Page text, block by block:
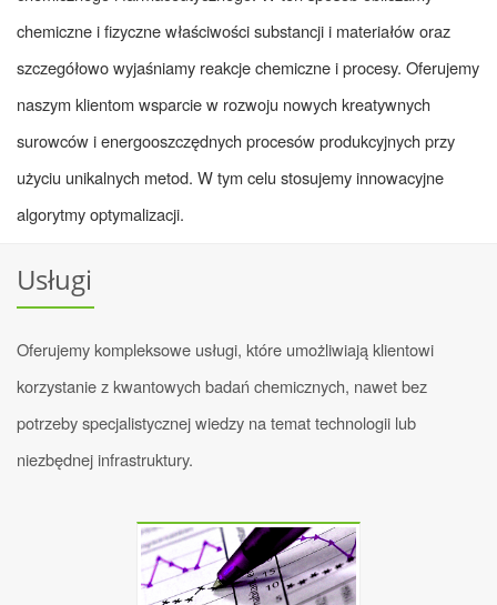
chemiczne i fizyczne właściwości substancji i materiałów oraz
szczegółowo wyjaśniamy reakcje chemiczne i procesy. Oferujemy
naszym klientom wsparcie w rozwoju nowych kreatywnych
surowców i energooszczędnych procesów produkcyjnych przy
użyciu unikalnych metod. W tym celu stosujemy innowacyjne
algorytmy optymalizacji.
Usługi
Oferujemy kompleksowe usługi, które umożliwiają klientowi
korzystanie z kwantowych badań chemicznych, nawet bez
potrzeby specjalistycznej wiedzy na temat technologii lub
niezbędnej infrastruktury.